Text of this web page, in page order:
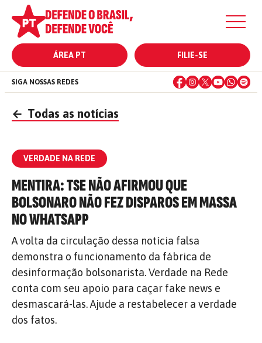
ÁREA PT FILIE-SE
SIGA NOSSAS REDES
← Todas as notícias
VERDADE NA REDE
MENTIRA: TSE NÃO AFIRMOU QUE
BOLSONARO NÃO FEZ DISPAROS EM MASSA
NO WHATSAPP
A volta da circulação dessa notícia falsa
demonstra o funcionamento da fábrica de
desinformação bolsonarista. Verdade na Rede
conta com seu apoio para caçar fake news e
desmascará-las. Ajude a restabelecer a verdade
dos fatos.